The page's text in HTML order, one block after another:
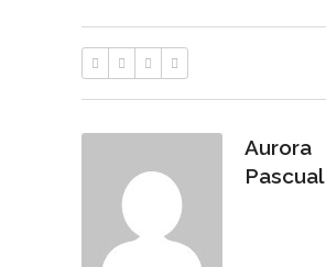
Aurora
Pascual